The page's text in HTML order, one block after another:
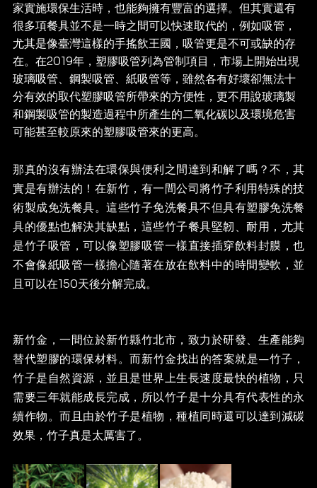
家實施環保生活時，也能夠擁有豐富的選擇。但其實還有
很多項餐具並不是一時之間可以快速取代的，例如吸管，
尤其是像臺灣這樣的手搖飲王國，吸管更是不可或缺的存
在。在2019年，塑膠吸管列為管制項目，市場上開始出現
玻璃吸管、鋼製吸管、紙吸管等，雖然各有好壞卻無法十
分有效的取代塑膠吸管所帶來的方便性，更不用說玻璃製
和鋼製吸管的製造過程中所產生的二氧化碳以及環境危害
可能甚至較原來的塑膠吸管來的更高。
那真的沒有辦法在環保與便利之間達到和解了嗎？不，其
實是有辦法的！在新竹，有一間公司將竹子利用特殊的技
術製成免洗餐具。這些竹子免洗餐具不但具有塑膠免洗餐
具的優點也解決其缺點，這些竹子餐具堅韌、耐用，尤其
是竹子吸管，可以像塑膠吸管一樣直接插穿飲料封膜，也
不會像紙吸管一樣擔心隨著在放在飲料中的時間變軟，並
且可以在150天後分解完成。
新竹金，一間位於新竹縣竹北市，致力於研發、生產能夠
替代塑膠的環保材料。而新竹金找出的答案就是—竹子，
竹子是自然資源，並且是世界上生長速度最快的植物，只
需要三年就能成長完成，所以竹子是十分具有代表性的永
續作物。而且由於竹子是植物，種植同時還可以達到減碳
效果，竹子真是太厲害了。